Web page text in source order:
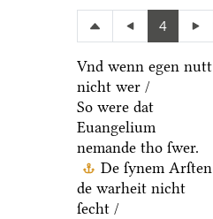
4
Vnd wenn egen nutt
nicht wer /
So were dat
Euangelium
nemande tho ſwer.
De ſynem Arſten
de warheit nicht
ſecht /